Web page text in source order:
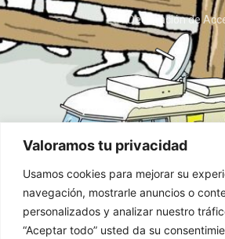
Valoramos tu privacidad
Usamos cookies para mejorar su
navegación, mostrarle anuncios o
personalizados y analizar nuestro
“Aceptar todo” usted da su
Declaración de